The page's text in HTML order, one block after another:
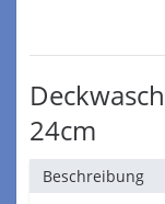
24cm
Beschreibung